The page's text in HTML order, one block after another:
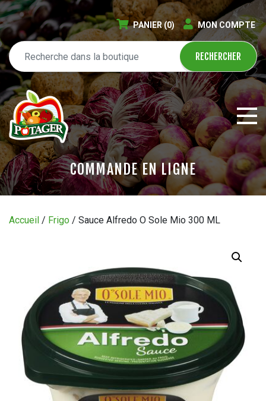
PANIER(0) MON COMPTE
COMMANDE EN LIGNE
QUI SOMMES-NOUS?
CARRIÈRES
CONTACT
CONCOURS
Accueil / Frigo / Sauce Alfredo O Sole Mio 300 ML